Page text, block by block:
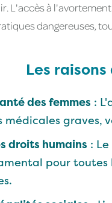
L'accès à
dangereuses,
Les
des femmes :
graves,
droits humains :
pour toutes